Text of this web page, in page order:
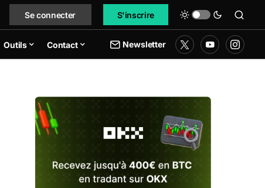
Se connecter S'inscrire
Outils Contact Newsletter